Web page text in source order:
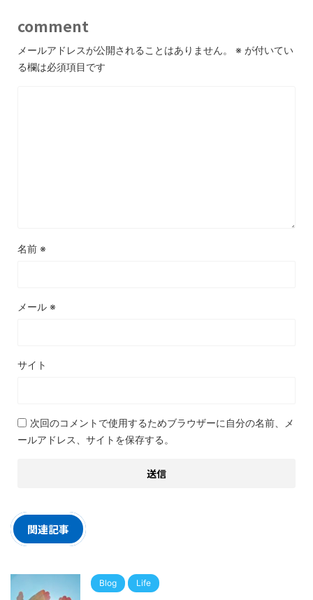
comment
メールアドレスが公開されることはありません。 ※ が付いてい
る欄は必須項目です
名前 ※
メール ※
サイト
次回のコメントで使用するためブラウザーに自分の名前、メ
ールアドレス、サイトを保存する。
関連記事
Blog Life